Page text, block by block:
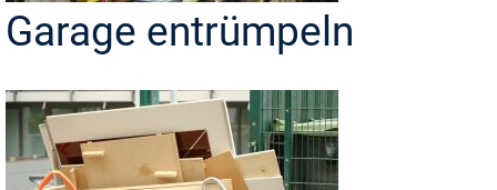
Garage entrümpeln